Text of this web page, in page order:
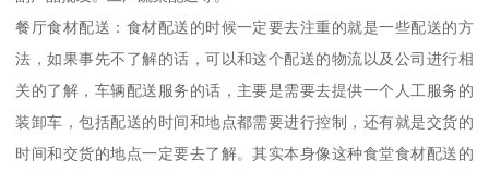
餐厅食材配送：食材配送的时候一定要去注重的就是一些配送的方
法，如果事先不了解的话，可以和这个配送的物流以及公司进行相
关的了解，车辆配送服务的话，主要是需要去提供一个人工服务的
装卸车，包括配送的时间和地点都需要进行控制，还有就是交货的
时间和交货的地点一定要去了解。其实本身像这种食堂食材配送的